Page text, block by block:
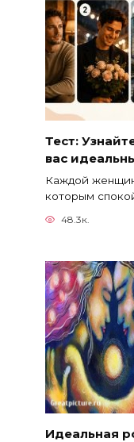
Тест:
вас
Каждой
которым
48.3к.
Идеальная